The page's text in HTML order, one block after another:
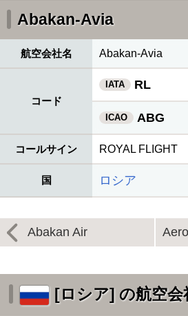
Abakan-Avia
航空会社名 Abakan-Avia
コード
IATA RL
ICAO ABG
コールサイン ROYAL FLIGHT
国 ロシア
Abakan Air
[ロシア] の航空会